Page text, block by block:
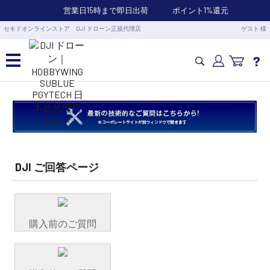
営業日15時まで即日出荷 ポイント1%還元
セキドオンラインストア DJI ドローン正規代理店 ゲスト 様
カメラドローン・生活家電
カメラ・スタビライザー
水中ドローン(ROV)・水中スクーター
RC・ロボット部品
DJI ご回答ページ
購入前のご質問